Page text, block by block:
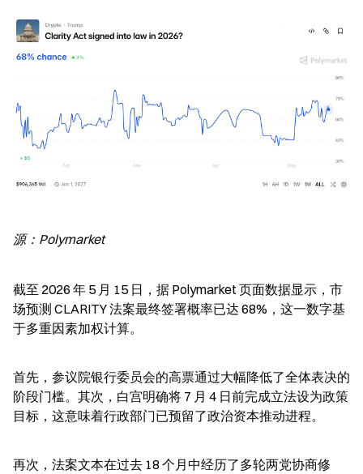
源：Polymarket
截至 2026 年 5 月 15 日，据 Polymarket 页面数据显示，市
场预测 CLARITY 法案最终签署概率已达 68%，这一数字基
于多重因素加权计算。
首先，参议院银行委员会的高票通过大幅降低了全体表决的
阶段门槛。其次，白宫明确将 7 月 4 日前完成立法设为政策
目标，这意味着行政部门已预留了政治资本推动进程。
再次，法案文本在过去 18 个月中经历了多轮两党协商修